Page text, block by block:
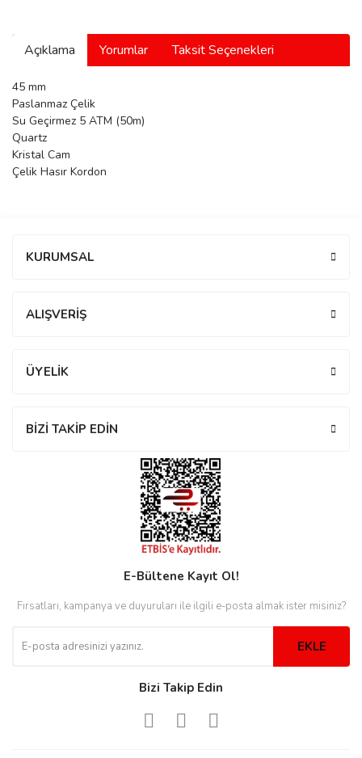
Manoir
Açıklama Yorumlar Taksit Seçenekleri
45 mm
Paslanmaz Çelik
Su Geçirmez 5 ATM (50m)
Quartz
Kristal Cam
Çelik Hasır Kordon
KURUMSAL
ALIŞVERİŞ
ÜYELİK
BİZİ TAKİP EDİN
E-Bültene Kayıt Ol!
Fırsatları, kampanya ve duyuruları ile ilgili e-posta almak ister misiniz?
EKLE
Bizi Takip Edin